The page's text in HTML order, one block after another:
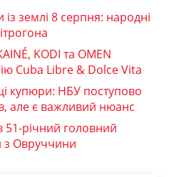
землі 8 серпня: народні
KODI та OMEN
Cuba Libre & Dolce Vita
купюри: НБУ поступово
але є важливий нюанс
51-річний головний
з Овруччини